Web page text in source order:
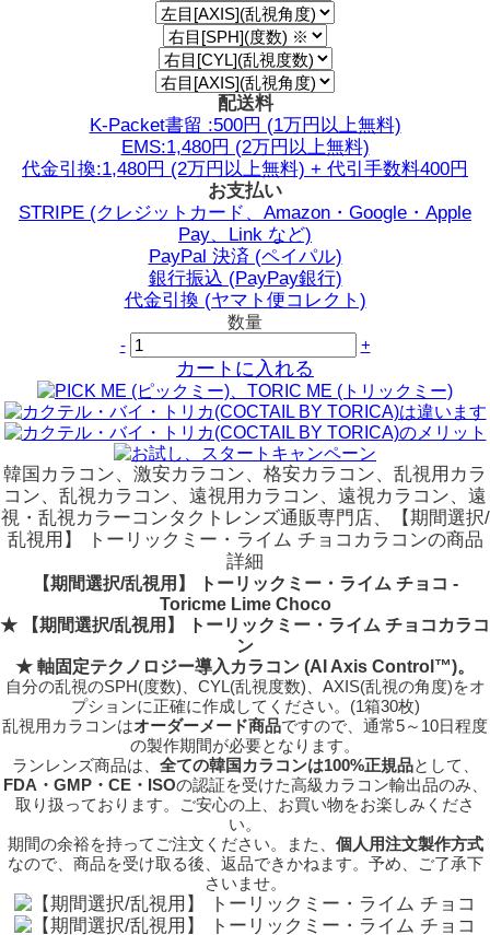
配送料
K-Packet書留 :500円 (1万円以上無料)
EMS:1,480円 (2万円以上無料)
代金引換:1,480円 (2万円以上無料) + 代引手数料400円
お支払い
STRIPE (クレジットカード、Amazon・Google・Apple
Pay、Link など)
PayPal 決済 (ペイパル)
銀行振込 (PayPay銀行)
代金引換 (ヤマト便コレクト)
数量
-
+
カートに入れる
韓国カラコン、激安カラコン、格安カラコン、乱視用カラ
コン、乱視カラコン、遠視用カラコン、遠視カラコン、遠
視・乱視カラーコンタクトレンズ通販専門店、【期間選択/
乱視用】 トーリックミー・ライム チョコカラコンの商品
詳細
【期間選択/乱視用】 トーリックミー・ライム チョコ -
Toricme Lime Choco
★ 【期間選択/乱視用】 トーリックミー・ライム チョコカラコ
ン
★ 軸固定テクノロジー導入カラコン (AI Axis Control™)。
自分の乱視のSPH(度数)、CYL(乱視度数)、AXIS(乱視の角度)をオ
プションに正確に作成してください。(1箱30枚)
乱視用カラコンはオーダーメード商品ですので、 通常5～10日程度
の製作期間が必要となります。
ランレンズ商品は、 全ての韓国カラコンは100%正規品として、
FDA・GMP・CE・ISOの認証を受けた高級カラコン輸出品のみ、
取り扱っております。ご安心の上、お買い物をお楽しみくださ
い。
期間の余裕を持ってご注文ください。また、 個人用注文製作方式
なので、商品を受け取る後、返品できかねます。予め、ご了承下
さいませ。